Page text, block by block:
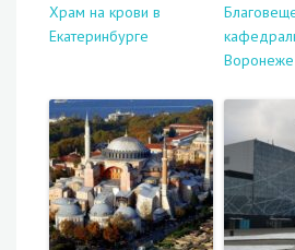
Храм на крови в
Екатеринбурге
Воронеже